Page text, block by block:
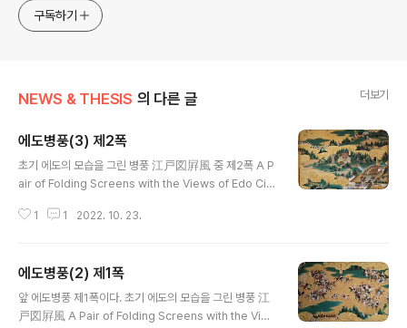
approach will be to resist any common sense or
generalized viewpoint
구독하기
NEWS & THESIS 의 다른 글 더보기
에도병풍(3) 제2폭
초기 에도의 모습을 그린 병풍 江戸図屛風 중 제2폭 A P
air of Folding Screens with the Views of Edo City
립역사민속박물관(国立歷史民俗博物館 소장본 복제
1 1 2022. 10. 23.
에도병풍(2) 제1폭
앞 에도병풍 제1폭이다. 초기 에도의 모습을 그린 병풍 江
戸図屛風 A Pair of Folding Screens with the Vie